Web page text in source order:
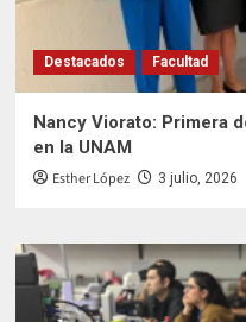
Destacados Facultad
Nancy Viorato: Primera
en la UNAM
Esther López 3 julio, 2026